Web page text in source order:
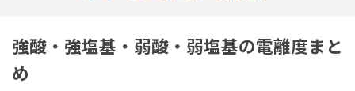
強酸・強塩基・弱酸・弱塩基の電離度まと
め